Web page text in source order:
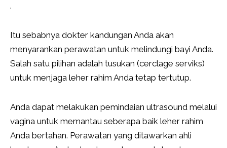
.
Itu sebabnya dokter kandungan Anda akan
menyarankan perawatan untuk melindungi bayi Anda.
Salah satu pilihan adalah tusukan (cerclage serviks)
untuk menjaga leher rahim Anda tetap tertutup.
Anda dapat melakukan pemindaian ultrasound melalui
vagina untuk memantau seberapa baik leher rahim
Anda bertahan. Perawatan yang ditawarkan ahli